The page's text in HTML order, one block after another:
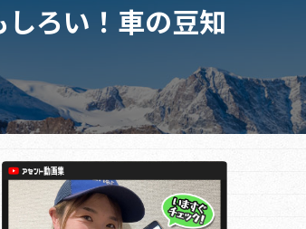
ろい！車の豆知